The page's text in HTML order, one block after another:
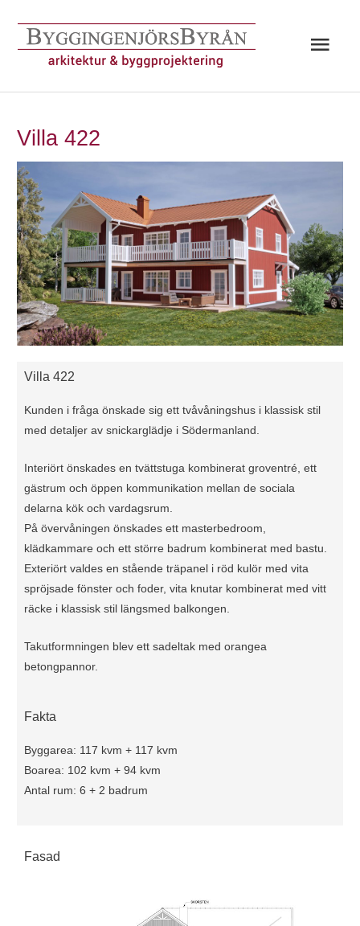
innehåll
Villa 422
Villa 422
Kunden i fråga önskade sig ett tvåvåningshus i klassisk stil
med detaljer av snickarglädje i Södermanland.
Interiört önskades en tvättstuga kombinerat groventré, ett
gästrum och öppen kommunikation mellan de sociala
delarna kök och vardagsrum.
På övervåningen önskades ett masterbedroom,
klädkammare och ett större badrum kombinerat med bastu.
Exteriört valdes en stående träpanel i röd kulör med vita
spröjsade fönster och foder, vita knutar kombinerat med vitt
räcke i klassisk stil längsmed balkongen.
Takutformningen blev ett sadeltak med orangea
betongpannor.
Fakta
Byggarea: 117 kvm + 117 kvm
Boarea: 102 kvm + 94 kvm
Antal rum: 6 + 2 badrum
Fasad